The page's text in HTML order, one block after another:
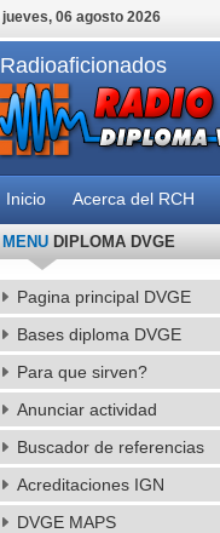
jueves, 06 agosto 2026
Radioaficionados
Inicio Acerca del RCH
MENUDIPLOMA DVGE
Pagina principal DVGE
Bases diploma DVGE
Para que sirven?
Anunciar actividad
Buscador de referencias
Acreditaciones IGN
DVGE MAPS